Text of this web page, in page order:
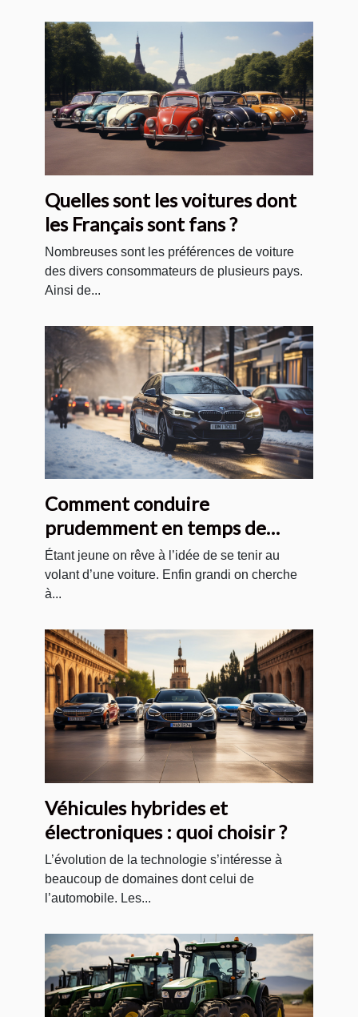
Quelles sont les voitures dont
les Français sont fans ?
Nombreuses sont les préférences de voiture
des divers consommateurs de plusieurs pays.
Ainsi de...
Comment conduire
prudemment en temps de
neige ?
Étant jeune on rêve à l’idée de se tenir au
volant d’une voiture. Enfin grandi on cherche
à...
Véhicules hybrides et
électroniques : quoi choisir ?
L’évolution de la technologie s’intéresse à
beaucoup de domaines dont celui de
l’automobile. Les...